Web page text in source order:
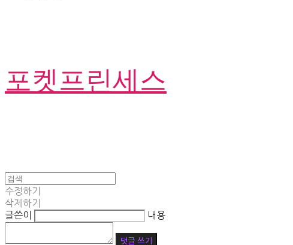
포켓프린세스
수정하기
삭제하기
글쓴이
내용
댓글 쓰기